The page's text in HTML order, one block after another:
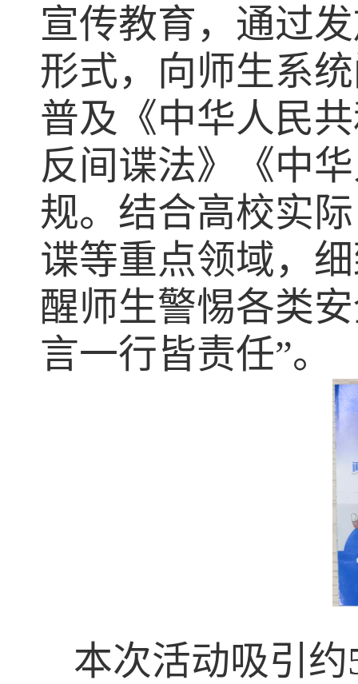
宣传教育，通过
形式，向师生系
普及《中华人民
反间谍法》《中
规。结合高校实
谍等重点领域，
醒师生警惕各类
言一行皆责任”。
本次活动吸引约